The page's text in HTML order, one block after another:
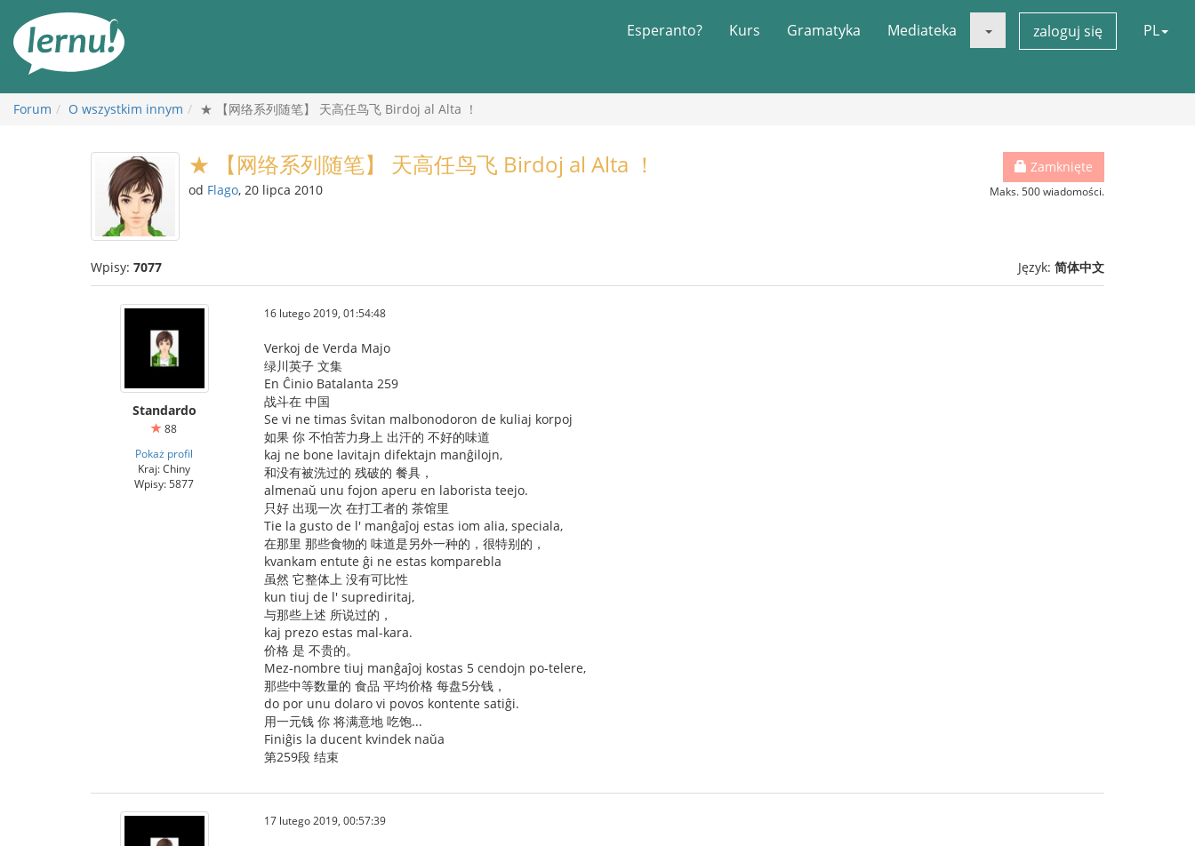
Esperanto? Kurs Gramatyka Mediateka zaloguj się PL
Forum O wszystkim innym ★ 【网络系列随笔】 天高任鸟飞 Birdoj al Alta ！
Zamknięte
Maks. 500 wiadomości.
★ 【网络系列随笔】 天高任鸟飞 Birdoj al Alta ！
od Flago, 20 lipca 2010
Wpisy: 7077 Język: 简体中文
Standardo
88
Pokaż profil
Kraj: Chiny
Wpisy: 5877
16 lutego 2019, 01:54:48
Verkoj de Verda Majo
绿川英子 文集
En Ĉinio Batalanta 259
战斗在 中国
Se vi ne timas ŝvitan malbonodoron de kuliaj korpoj
如果 你 不怕苦力身上 出汗的 不好的味道
kaj ne bone lavitajn difektajn manĝilojn,
和没有被洗过的 残破的 餐具，
almenaŭ unu fojon aperu en laborista teejo.
只好 出现一次 在打工者的 茶馆里
Tie la gusto de l' manĝaĵoj estas iom alia, speciala,
在那里 那些食物的 味道是另外一种的，很特别的，
kvankam entute ĝi ne estas komparebla
虽然 它整体上 没有可比性
kun tiuj de l' suprediritaj,
与那些上述 所说过的，
kaj prezo estas mal-kara.
价格 是 不贵的。
Mez-nombre tiuj manĝaĵoj kostas 5 cendojn po-telere,
那些中等数量的 食品 平均价格 每盘5分钱，
do por unu dolaro vi povos kontente satiĝi.
用一元钱 你 将满意地 吃饱...
Finiĝis la ducent kvindek naŭa
第259段 结束
17 lutego 2019, 00:57:39